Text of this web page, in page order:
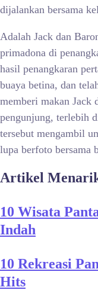
dijalankan bersama
Adalah Jack dan
primadona di
hasil penangkaran
buaya betina, dan
memberi makan Jack
pengunjung, terlebih
tersebut mengambil
lupa berfoto bersama
Artikel
10 Wisata
Indah
10 Rekreasi
Hits